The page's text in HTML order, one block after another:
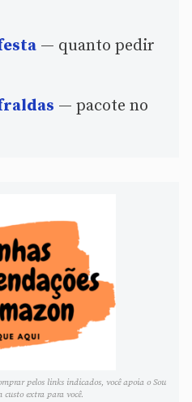
— quanto pedir
— pacote no
pelos links indicados, você apoia o Sou
custo extra para você.